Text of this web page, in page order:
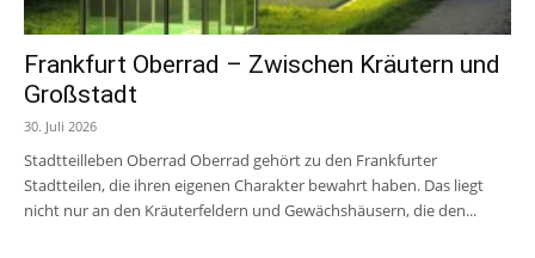
Frankfurt Oberrad – Zwischen Kräutern und
Großstadt
30. Juli 2026
Stadtteilleben Oberrad Oberrad gehört zu den Frankfurter
Stadtteilen, die ihren eigenen Charakter bewahrt haben. Das liegt
nicht nur an den Kräuterfeldern und Gewächshäusern, die den...